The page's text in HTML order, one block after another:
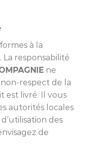
à la
La responsabilité
ne
respect de la
est livré. Il vous
autorités locales
des
de